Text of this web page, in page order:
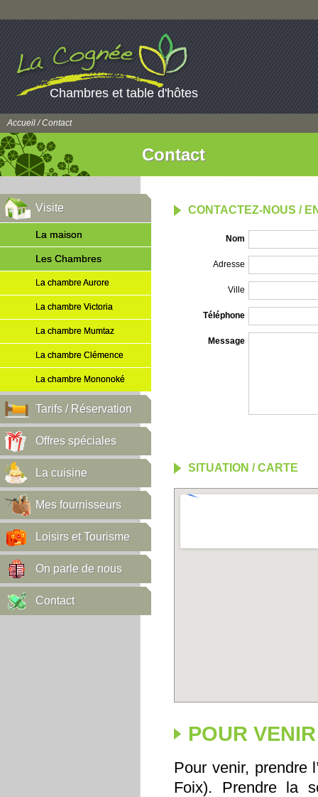
Chambres et table d'hôtes
Accueil/ Contact
Contact
Visite
La maison
Les Chambres
La chambre Aurore
La chambre Victoria
La chambre Mumtaz
La chambre Clémence
La chambre Mononoké
Tarifs / Réservation
Offres spéciales
La cuisine
Mes fournisseurs
Loisirs et Tourisme
On parle de nous
Contact
CONTACTEZ-NOUS /
Nom
Adresse
Ville
Téléphone
Message
SITUATION / CARTE
POUR VENIR
Pour venir, prendre
Foix). Prendre la